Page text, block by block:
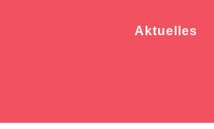
Aktuelles